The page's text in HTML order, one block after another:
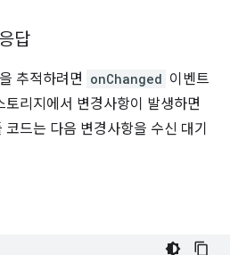
답
추적하려면 onChanged 이벤트
리지에서 변경사항이 발생하면
드는 다음 변경사항을 수신 대기